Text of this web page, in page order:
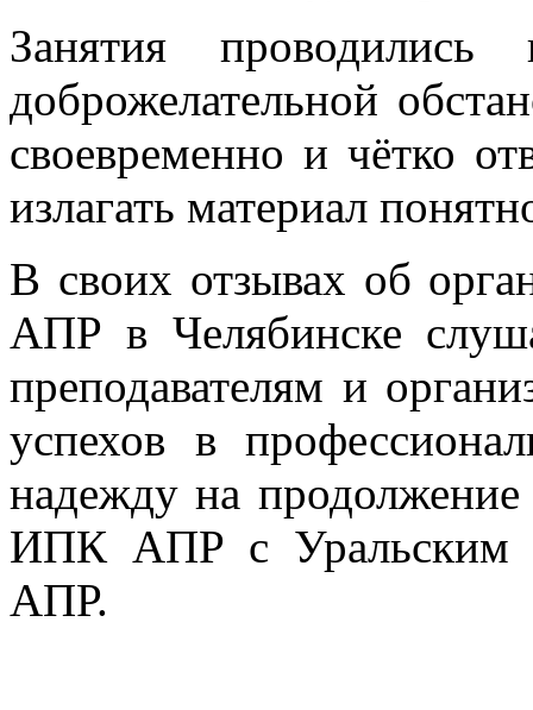
Занятия проводились
доброжелательной
своевременно и чётко
излагать материал
В своих отзывах об
АПР в Челябинске
преподавателям и
успехов в
надежду на продолжение
ИПК АПР с Уральским
АПР.